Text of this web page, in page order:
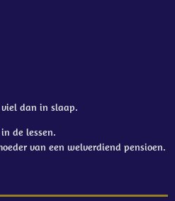
dan in slaap.
de lessen.
van een welverdiend pensioen.